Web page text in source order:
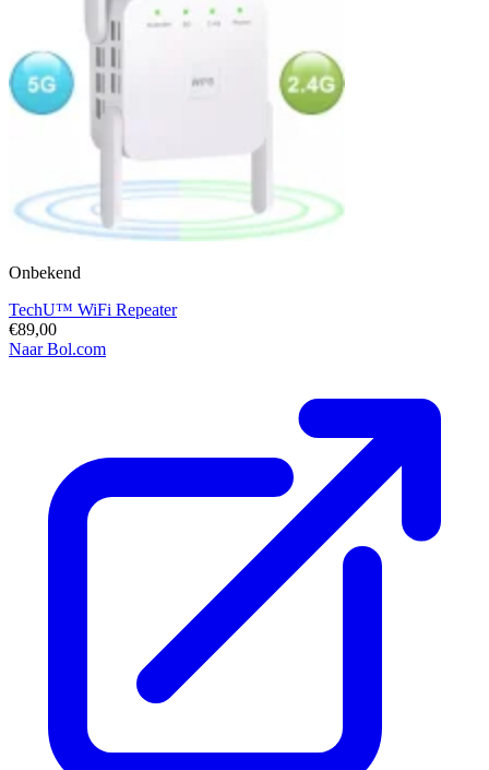
Onbekend
TechU™ WiFi Repeater
€89,00
Naar Bol.com